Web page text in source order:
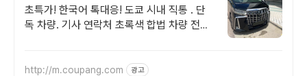
업체 선호 서비스
초특가! 한국어 톡대응! 도쿄 시내 직통 . 단
독 차량. 기사 연락처 초록색 합법 차량 전문
http://m.coupang.com 광고